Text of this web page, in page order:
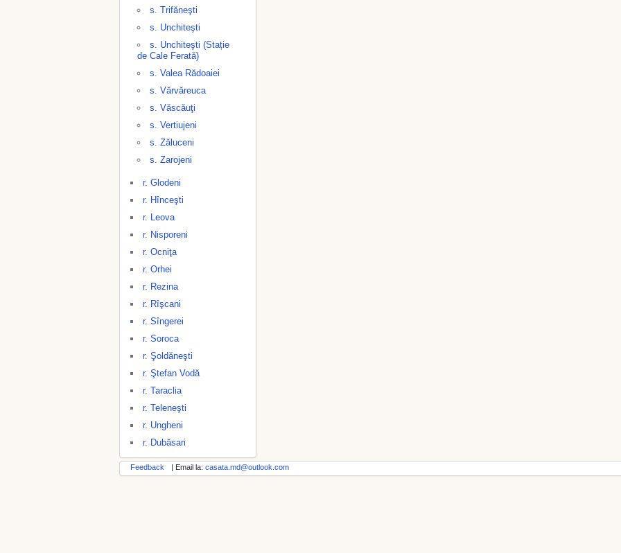
s. Trifăneşti
s. Unchiteşti
s. Unchiteşti (Stație
de Cale Ferată)
s. Valea Rădoaiei
s. Vărvăreuca
s. Văscăuţi
s. Vertiujeni
s. Zăluceni
s. Zarojeni
r. Glodeni
r. Hînceşti
r. Leova
r. Nisporeni
r. Ocniţa
r. Orhei
r. Rezina
r. Rîşcani
r. Sîngerei
r. Soroca
r. Şoldăneşti
r. Ştefan Vodă
r. Taraclia
r. Teleneşti
r. Ungheni
r. Dubăsari
Feedback | Email la: casata.md@outlook.com